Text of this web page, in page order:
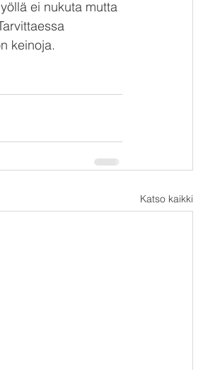
ei nukuta mutta
keinoja.
Katso kaikki